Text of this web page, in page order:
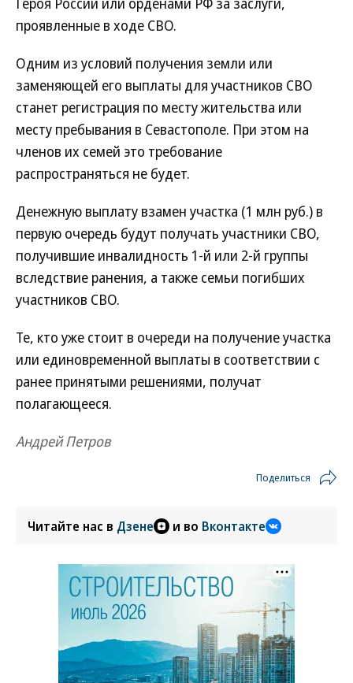
проявленные в ходе СВО.
Одним из условий получения земли или
заменяющей его выплаты для участников СВО
станет регистрация по месту жительства или
месту пребывания в Севастополе. При этом на
членов их семей это требование
распространяться не будет.
Денежную выплату взамен участка (1 млн руб.) в
первую очередь будут получать участники СВО,
получившие инвалидность 1-й или 2-й группы
вследствие ранения, а также семьи погибших
участников СВО.
Те, кто уже стоит в очереди на получение участка
или единовременной выплаты в соответствии с
ранее принятыми решениями, получат
полагающееся.
Андрей Петров
Поделиться
Читайте нас в Дзене и во Вконтакте